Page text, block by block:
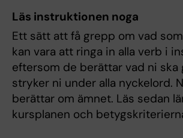
Läs instruktionen noga
Ett sätt att få grepp om vad
kan vara att ringa in alla verb i
eftersom de berättar vad ni ska
stryker ni under alla nyckelord.
berättar om ämnet. Läs sedan
kursplanen och